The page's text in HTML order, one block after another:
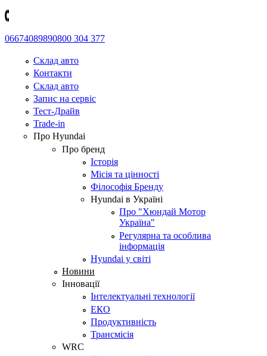
06674089890800 304 377
Склад авто
Контакти
Склад авто
Запис на сервіс
Тест-Драйв
Trade-in
Про Hyundai
Про бренд
Історія
Місія та цінності
Філософія Бренду
Hyundai в Україні
Про "Хюндай Мотор
Україна"
Регулярна та особлива
інформація
Hyundai у світі
Новини
Інновації
Інтелектуальні технології
ЕКО
Продуктивність
Трансмісія
WRC